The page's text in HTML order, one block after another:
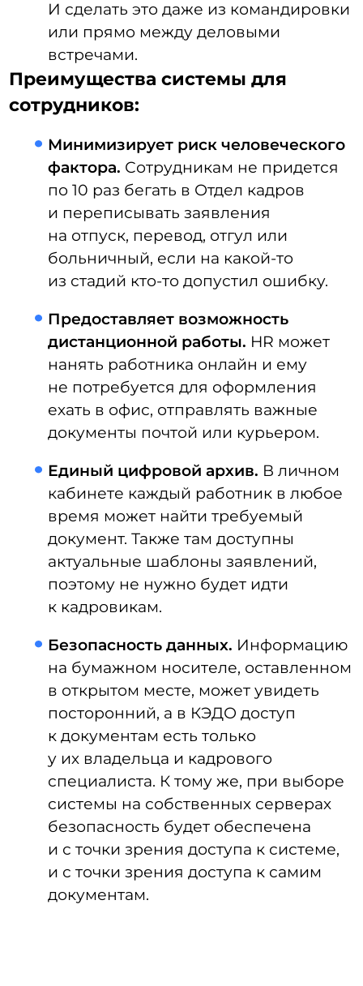
Недостатки КЭДО
инвестировать в ПО и услуги
по внедрению, однако эти затраты
компенсируют снижение кадровой
нагрузки за счет оптимизации процессов
документооборота и экономии
на расходных материалах для печати.
Полезные материалы
для HR и кадровых
специалистов
Рассказываем про изменения
в законах, HR-новости,
Я принимаю условия
Пользовательского соглашения
персональных данных
Ясоглашаюсь получать рекламные
материалы от LDM
Подписаться
Обязательно ли внедрение
КЭДО по законодательству
На данный момент внедрение
электронного документооборота
не обязательно — законодательство пока